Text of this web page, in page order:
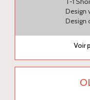
Design
Design
Voir